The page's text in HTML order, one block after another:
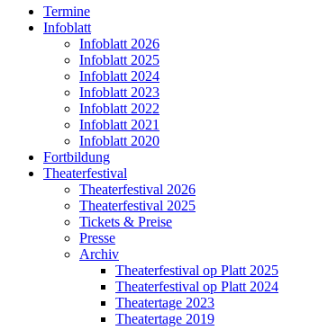
Termine
Infoblatt
Infoblatt 2026
Infoblatt 2025
Infoblatt 2024
Infoblatt 2023
Infoblatt 2022
Infoblatt 2021
Infoblatt 2020
Fortbildung
Theaterfestival
Theaterfestival 2026
Theaterfestival 2025
Tickets & Preise
Presse
Archiv
Theaterfestival op Platt 2025
Theaterfestival op Platt 2024
Theatertage 2023
Theatertage 2019